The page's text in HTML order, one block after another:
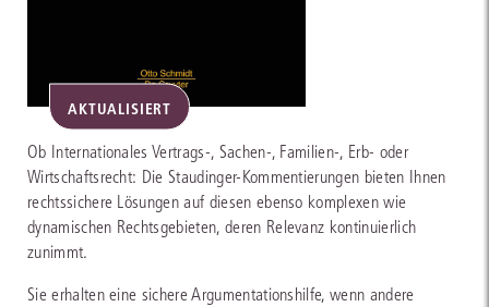
AKTUALISIERT
Ob Internationales Vertrags-, Sachen-, Familien-, Erb- oder
Wirtschaftsrecht: Die Staudinger-Kommentierungen bieten Ihnen
rechtssichere Lösungen auf diesen ebenso komplexen wie
dynamischen Rechtsgebieten, deren Relevanz kontinuierlich
zunimmt.
Sie erhalten eine sichere Argumentationshilfe, wenn andere